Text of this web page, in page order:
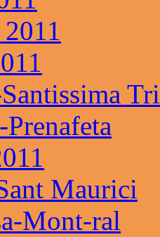
Maurici
Mont-ral